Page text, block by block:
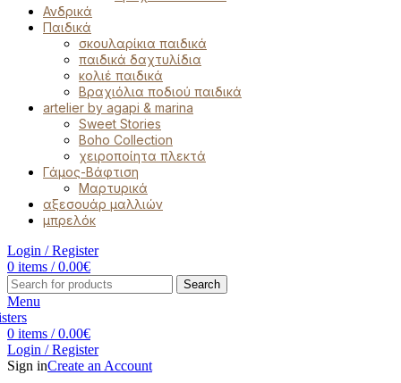
Ανδρικά
Παιδικά
σκουλαρίκια παιδικά
παιδικά δαχτυλίδια
κολιέ παιδικά
Βραχιόλια ποδιού παιδικά
artelier by agapi & marina
Sweet Stories
Boho Collection
χειροποίητα πλεκτά
Γάμος-Βάφτιση
Μαρτυρικά
αξεσουάρ μαλλιών
μπρελόκ
Login / Register
0 items / 0.00€
Search
Menu
0 items / 0.00€
Login / Register
Sign inCreate an Account